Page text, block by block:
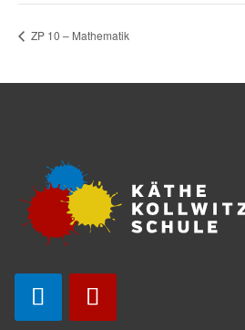
ZP 10 – Mathematik